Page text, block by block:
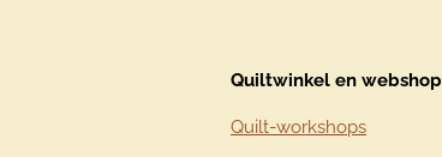
Quiltwinkel en webshop
Quilt-workshops